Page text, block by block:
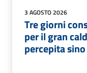
3 AGOSTO 2026
Tre giorni
per il gran
percepita